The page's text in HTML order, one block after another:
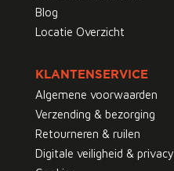
Blog
Locatie Overzicht
KLANTENSERVICE
Algemene voorwaarden
Verzending & bezorging
Retourneren & ruilen
Digitale veiligheid & privacy